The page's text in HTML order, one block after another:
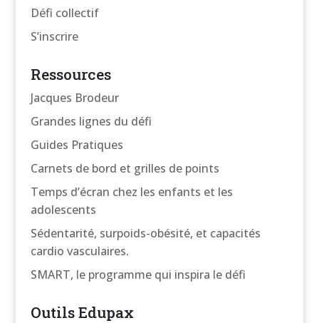
Défi collectif
S’inscrire
Ressources
Jacques Brodeur
Grandes lignes du défi
Guides Pratiques
Carnets de bord et grilles de points
Temps d’écran chez les enfants et les
adolescents
Sédentarité, surpoids-obésité, et capacités
cardio vasculaires.
SMART, le programme qui inspira le défi
Outils Edupax